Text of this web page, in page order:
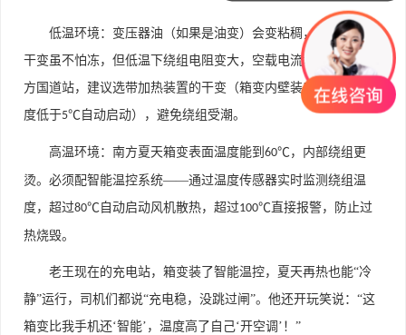
低温环境：变压器油（如果是油变）会变粘稠，影响散热；
干变虽不怕冻，但低温下绕组电阻变大，空载电流增加。所以北
方国道站，建议选带加热装置的干变（箱变内壁装电加热带，温
度低于5℃自动启动），避免绕组受潮。
高温环境：南方夏天箱变表面温度能到 60℃，内部绕组更
烫。必须配智能温控系统——通过温度传感器实时监测绕组温
度，超过80℃自动启动风机散热，超过100℃直接报警，防止过
热烧毁。
老王现在的充电站，箱变装了智能温控，夏天再热也能“冷
静”运行，司机们都说“充电稳，没跳过闸”。他还开玩笑说：“这
箱变比我手机还‘智能’，温度高了自己‘开空调’！”